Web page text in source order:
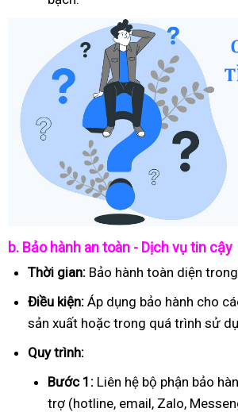
b. Bảo hành an toàn - Dịch vụ tin cậy
Thời gian: Bảo hành toàn diện
Điều kiện: Áp dụng bảo hành cho
sản xuất hoặc trong quá trình sử
Quy trình:
Bước 1: Liên hệ bộ phận bảo
trợ (hotline, email, Zalo,